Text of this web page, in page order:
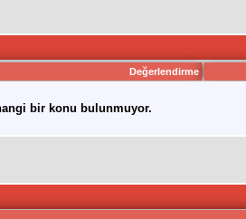
Değerlendirme
bir konu bulunmuyor.